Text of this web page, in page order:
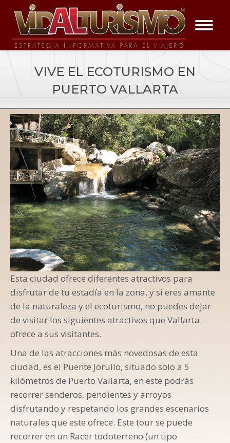
VIVE EL ECOTURISMO EN
PUERTO VALLARTA
Vida al placer
Esta ciudad ofrece diferentes atractivos para
disfrutar de tu estadía en la zona, y si eres amante
de la naturaleza y el ecoturismo, no puedes dejar
de visitar los siguientes atractivos que Vallarta
ofrece a sus visitantes.
Una de las atracciones más novedosas de esta
ciudad, es el Puente Jorullo, situado solo a 5
kilómetros de Puerto Vallarta, en este podrás
recorrer senderos, pendientes y arroyos
disfrutando y respetando los grandes escenarios
naturales que este ofrece. Este tour se puede
recorrer en un Racer todoterreno (un tipo